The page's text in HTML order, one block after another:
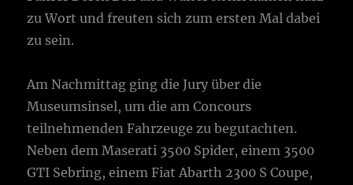
zu Wort und freuten sich zum ersten Mal dabei
zu sein.
Am Nachmittag ging die Jury über die
Museumsinsel, um die am Concours
teilnehmenden Fahrzeuge zu begutachten.
Neben dem Maserati 3500 Spider, einem 3500
GTI Sebring, einem Fiat Abarth 2300 S Coupe,